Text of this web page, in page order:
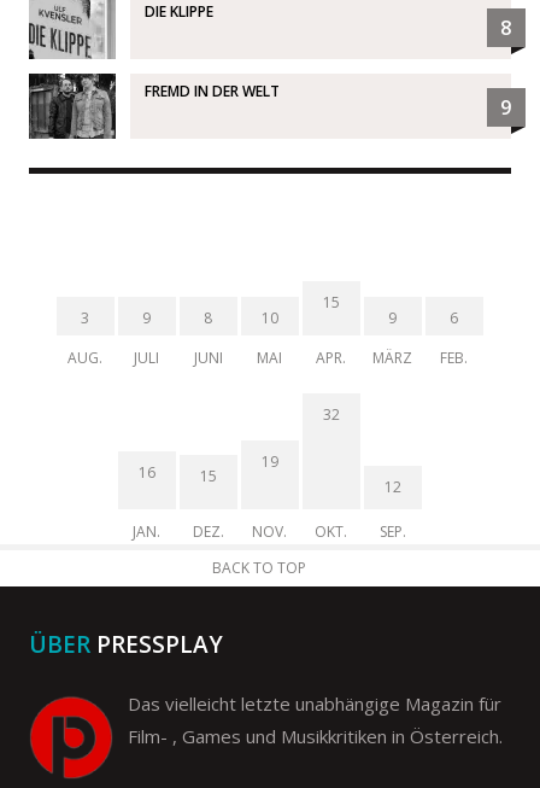
DIE KLIPPE
8
FREMD IN DER WELT
9
3
AUG.
9
JULI
8
JUNI
10
MAI
15
APR.
9
MÄRZ
6
FEB.
16
JAN.
15
DEZ.
19
NOV.
32
OKT.
12
SEP.
BACK TO TOP
ÜBER PRESSPLAY
Das vielleicht letzte unabhängige Magazin für
Film- , Games und Musikkritiken in Österreich.